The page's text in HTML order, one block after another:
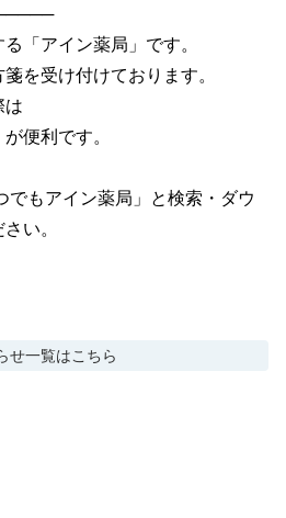
「アイン薬局」です。
を受け付けております。
は
便利です。
もアイン薬局」と検索・ダウ
い。
せ一覧はこちら